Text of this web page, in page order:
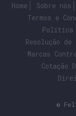
Home Sobre nós
Termos e
Política
Resolução
Marcas
Cotação
©